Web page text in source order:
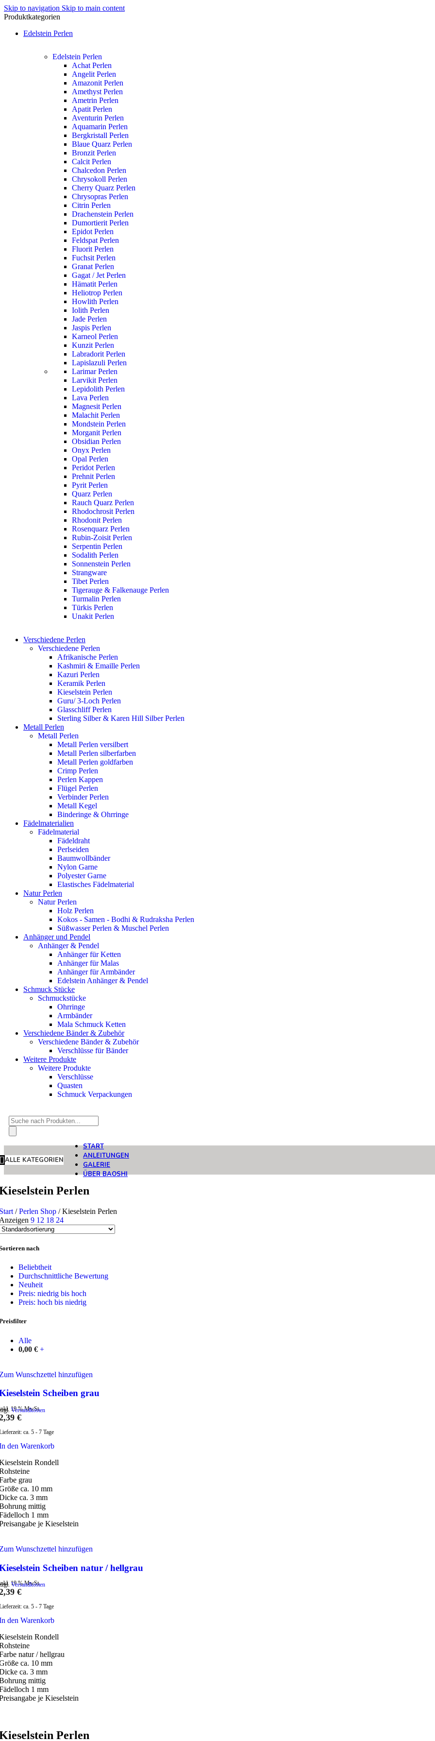
Skip to navigation Skip to main content
Produktkategorien
Edelstein Perlen
Edelstein Perlen
Achat Perlen
Angelit Perlen
Amazonit Perlen
Amethyst Perlen
Ametrin Perlen
Apatit Perlen
Aventurin Perlen
Aquamarin Perlen
Bergkristall Perlen
Blaue Quarz Perlen
Bronzit Perlen
Calcit Perlen
Chalcedon Perlen
Chrysokoll Perlen
Cherry Quarz Perlen
Chrysopras Perlen
Citrin Perlen
Drachenstein Perlen
Dumortierit Perlen
Epidot Perlen
Feldspat Perlen
Fluorit Perlen
Fuchsit Perlen
Granat Perlen
Gagat / Jet Perlen
Hämatit Perlen
Heliotrop Perlen
Howlith Perlen
Iolith Perlen
Jade Perlen
Jaspis Perlen
Karneol Perlen
Kunzit Perlen
Labradorit Perlen
Lapislazuli Perlen
Larimar Perlen
Larvikit Perlen
Lepidolith Perlen
Lava Perlen
Magnesit Perlen
Malachit Perlen
Mondstein Perlen
Morganit Perlen
Obsidian Perlen
Onyx Perlen
Opal Perlen
Peridot Perlen
Prehnit Perlen
Pyrit Perlen
Quarz Perlen
Rauch Quarz Perlen
Rhodochrosit Perlen
Rhodonit Perlen
Rosenquarz Perlen
Rubin-Zoisit Perlen
Serpentin Perlen
Sodalith Perlen
Sonnenstein Perlen
Strangware
Tibet Perlen
Tigerauge & Falkenauge Perlen
Turmalin Perlen
Türkis Perlen
Unakit Perlen
Verschiedene Perlen
Verschiedene Perlen
Afrikanische Perlen
Kashmiri & Emaille Perlen
Kazuri Perlen
Keramik Perlen
Kieselstein Perlen
Guru/ 3-Loch Perlen
Glasschliff Perlen
Sterling Silber & Karen Hill Silber Perlen
Metall Perlen
Metall Perlen
Metall Perlen versilbert
Metall Perlen silberfarben
Metall Perlen goldfarben
Crimp Perlen
Perlen Kappen
Flügel Perlen
Verbinder Perlen
Metall Kegel
Binderinge & Ohrringe
Fädelmaterialien
Fädelmaterial
Fädeldraht
Perlseiden
Baumwollbänder
Nylon Garne
Polyester Garne
Elastisches Fädelmaterial
Natur Perlen
Natur Perlen
Holz Perlen
Kokos - Samen - Bodhi & Rudraksha Perlen
Süßwasser Perlen & Muschel Perlen
Anhänger und Pendel
Anhänger & Pendel
Anhänger für Ketten
Anhänger für Malas
Anhänger für Armbänder
Edelstein Anhänger & Pendel
Schmuck Stücke
Schmuckstücke
Ohrringe
Armbänder
Mala Schmuck Ketten
Verschiedene Bänder & Zubehör
Verschiedene Bänder & Zubehör
Verschlüsse für Bänder
Weitere Produkte
Weitere Produkte
Verschlüsse
Quasten
Schmuck Verpackungen
Products
search
ALLE KATEGORIEN
START
ANLEITUNGEN
GALERIE
ÜBER BAOSHI
Perlen
/ Perlen Shop / Kieselstein Perlen
9 12 18 24
nach
Beliebtheit
Durchschnittliche Bewertung
Neuheit
Preis: niedrig bis hoch
Preis: hoch bis niedrig
Alle
0,00 € +
Wunschzettel hinzufügen
Scheiben grau
19 % MwSt.
Versandkosten
€
ca. 5 - 7 Tage
den Warenkorb
Rondell
grau
ca. 10 mm
ca. 3 mm
mittig
1 mm
je Kieselstein
Wunschzettel hinzufügen
Scheiben natur / hellgrau
19 % MwSt.
Versandkosten
€
ca. 5 - 7 Tage
den Warenkorb
Rondell
natur / hellgrau
ca. 10 mm
ca. 3 mm
mittig
1 mm
je Kieselstein
Perlen